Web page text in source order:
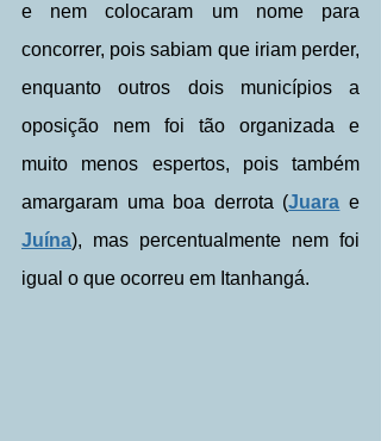
e nem colocaram um nome para
concorrer, pois sabiam que iriam perder,
enquanto outros dois municípios a
oposição nem foi tão organizada e
muito menos espertos, pois também
amargaram uma boa derrota (Juara
Juína), mas percentualmente nem foi
igual o que ocorreu em Itanhangá.